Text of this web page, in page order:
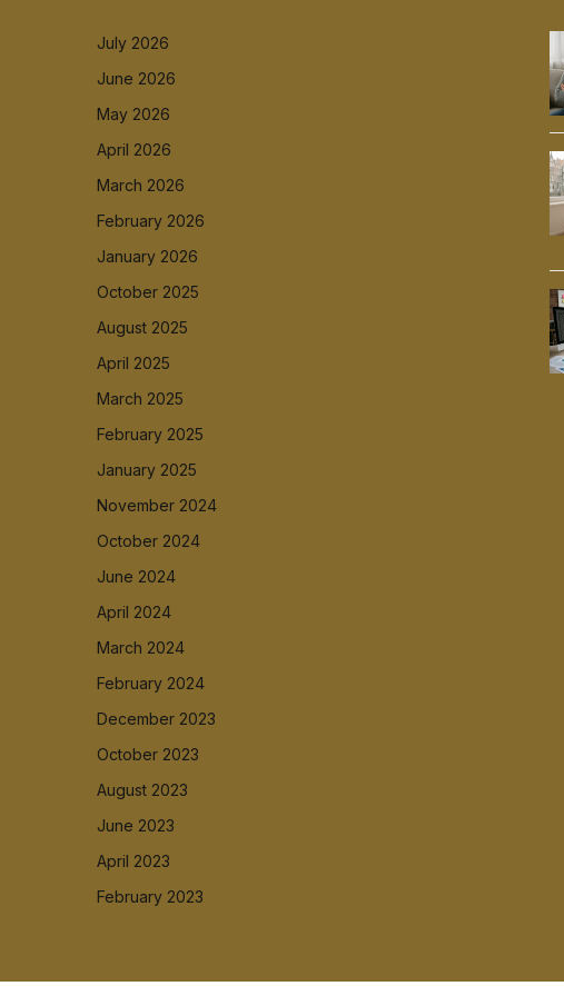
July 2026
June 2026
May 2026
April 2026
March 2026
February 2026
January 2026
October 2025
August 2025
April 2025
March 2025
February 2025
January 2025
November 2024
October 2024
June 2024
April 2024
March 2024
February 2024
December 2023
October 2023
August 2023
June 2023
April 2023
February 2023